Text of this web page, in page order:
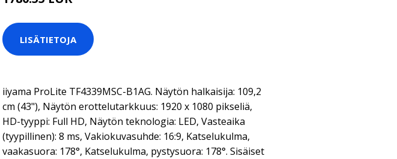
LISÄTIETOJA
iiyama ProLite TF4339MSC-B1AG. Näytön halkaisija: 109,2
cm (43"), Näytön erottelutarkkuus: 1920 x 1080 pikseliä,
HD-tyyppi: Full HD, Näytön teknologia: LED, Vasteaika
(tyypillinen): 8 ms, Vakiokuvasuhde: 16:9, Katselukulma,
vaakasuora: 178°, Katselukulma, pystysuora: 178°. Sisäiset